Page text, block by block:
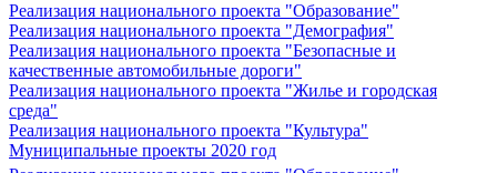
Реализация национального проекта "Образование"
Реализация национального проекта "Демография"
Реализация национального проекта "Безопасные и
качественные автомобильные дороги"
Реализация национального проекта "Жилье и городская
среда"
Реализация национального проекта "Культура"
Муниципальные проекты 2020 год